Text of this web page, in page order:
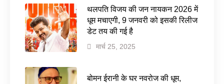
थलपति विजय की जन नायकन 2026 में
धूम मचाएगी, 9 जनवरी को इसकी रिलीज
डेट तय की गई है
मार्च 25, 2025
बोमन ईरानी के घर नवरोज की धूम,